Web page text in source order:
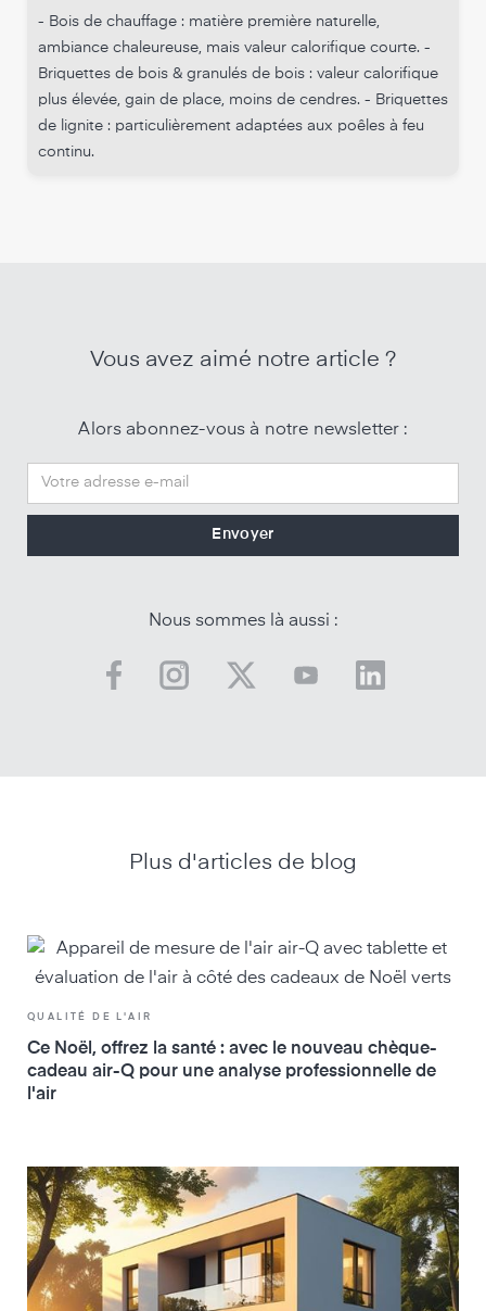
- Bois de chauffage : matière première naturelle,
ambiance chaleureuse, mais valeur calorifique courte. -
Briquettes de bois & granulés de bois : valeur calorifique
plus élevée, gain de place, moins de cendres. - Briquettes
de lignite : particulièrement adaptées aux poêles à feu
continu.
Vous avez aimé notre article ?
Alors abonnez-vous à notre newsletter :
Nous sommes là aussi :
Plus d'articles de blog
QUALITÉ DE L'AIR
Ce Noël, offrez la santé : avec le nouveau chèque-
cadeau air-Q pour une analyse professionnelle de
l'air